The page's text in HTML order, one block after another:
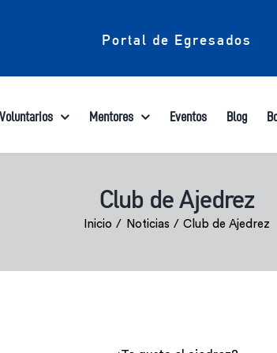
Portal de Egresados
Voluntarios Mentores Eventos Blog
Club de Ajedrez
Inicio Noticias Club de Ajedrez